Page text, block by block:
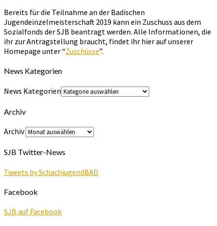
Bereits für die Teilnahme an der Badischen
Jugendeinzelmeisterschaft 2019 kann ein Zuschuss aus dem
Sozialfonds der SJB beantragt werden. Alle Informationen, die
ihr zur Antragstellung braucht, findet ihr hier auf unserer
Homepage unter “Zuschüsse”.
News Kategorien
News Kategorien
Archiv
Archiv
SJB Twitter-News
Tweets by SchachjugendBAD
Facebook
SJB auf Facebook